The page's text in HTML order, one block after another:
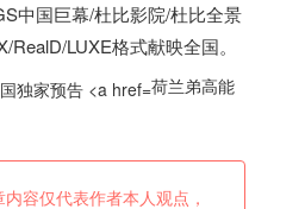
中国巨幕/杜比影院/杜比全景
LUXE格式献映全国。
荷兰弟高能
容仅代表作者本人观点，